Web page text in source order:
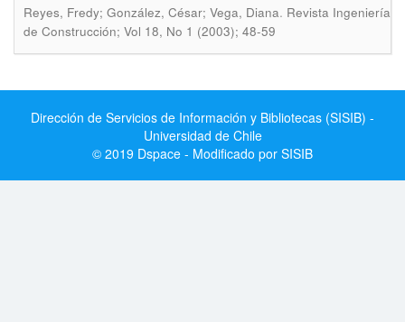
Reyes, Fredy; González, César; Vega, Diana. Revista Ingeniería
de Construcción; Vol 18, No 1 (2003); 48-59
Dirección de Servicios de Información y Bibliotecas (SISIB) -
Universidad de Chile
© 2019 Dspace - Modificado por SISIB